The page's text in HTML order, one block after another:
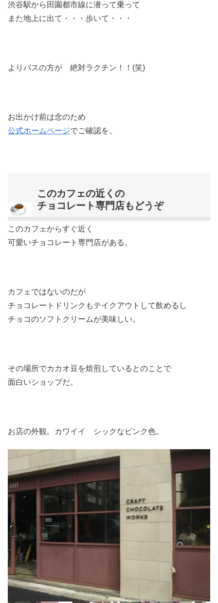
渋谷駅から田園都市線に潜って乗って
また地上に出て・・・歩いて・・・
よりバスの方が 絶対ラクチン！！(笑)
お出かけ前は念のため
公式ホームページでご確認を。
このカフェの近くの
チョコレート専門店もどうぞ
このカフェからすぐ近く
可愛いチョコレート専門店がある。
カフェではないのだが
チョコレートドリンクもテイクアウトして飲めるし
チョコのソフトクリームが美味しい。
その場所でカカオ豆を焙煎しているとのことで
面白いショップだ。
お店の外観。カワイイ シックなピンク色。